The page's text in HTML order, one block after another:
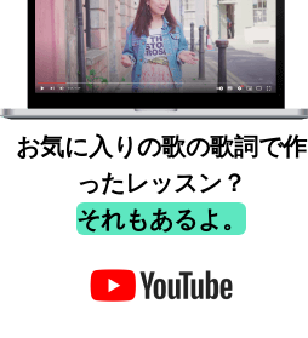
お気に入りの歌の歌詞で作
ったレッスン？
それもあるよ。